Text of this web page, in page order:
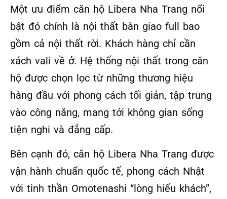
Một ưu điểm căn hộ Libera Nha Trang nổi
bật đó chính là nội thất bàn giao full bao
gồm cả nội thất rời. Khách hàng chỉ cần
xách vali về ở. Hệ thống nội thất trong căn
hộ được chọn lọc từ những thương hiệu
hàng đầu với phong cách tối giản, tập trung
vào công năng, mang tới không gian sống
tiện nghi và đẳng cấp.
Bên cạnh đó, căn hộ Libera Nha Trang được
vận hành chuẩn quốc tế, phong cách Nhật
với tinh thần Omotenashi “lòng hiếu khách”,